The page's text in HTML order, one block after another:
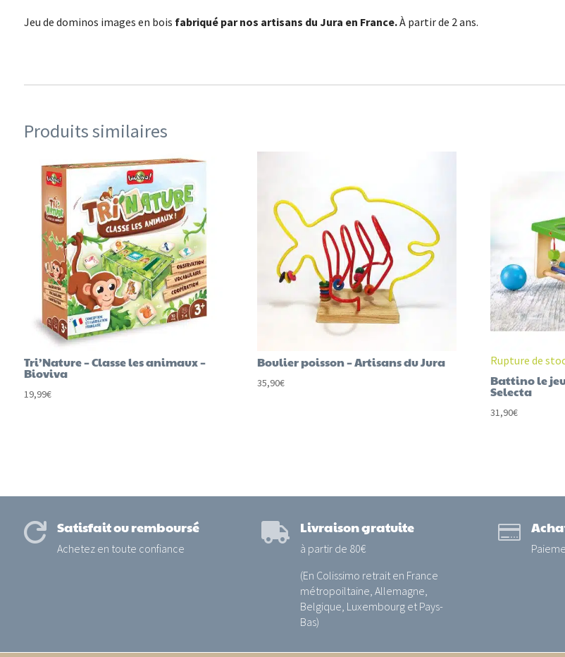
Jeu de dominos images en bois fabriqué par nos artisans du Jura en France.À partir de 2 ans.
Produits similaires
Tri’Nature – Classe les animaux –
Bioviva
19,99€
Boulier poisson – Artisans du Jura
35,90€
Rupture de
Battino le
Selecta
31,90€
 Satisfait ou remboursé
Achetez en toute confiance
 Livraison gratuite
à partir de 80€
(En Colissimo retrait en France
métropoiltaine, Allemagne,
Belgique, Luxembourg et Pays-
Bas)
